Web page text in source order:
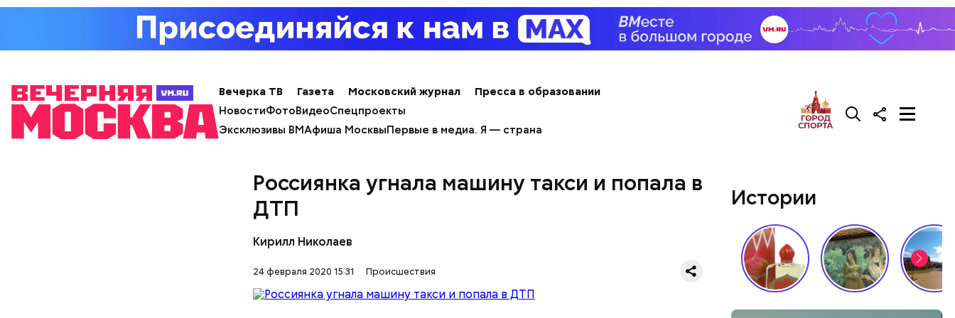
Вечерка ТВ Газета Московский журнал
Пресса в образовании
НовостиФотоВидеоСпецпроекты
Эксклюзивы ВМАфиша МосквыПервые в медиа. Я — страна
Россиянка угнала машину такси и попала в
ДТП
Кирилл Николаев
24 февраля 2020 15:31 Происшествия
Истории